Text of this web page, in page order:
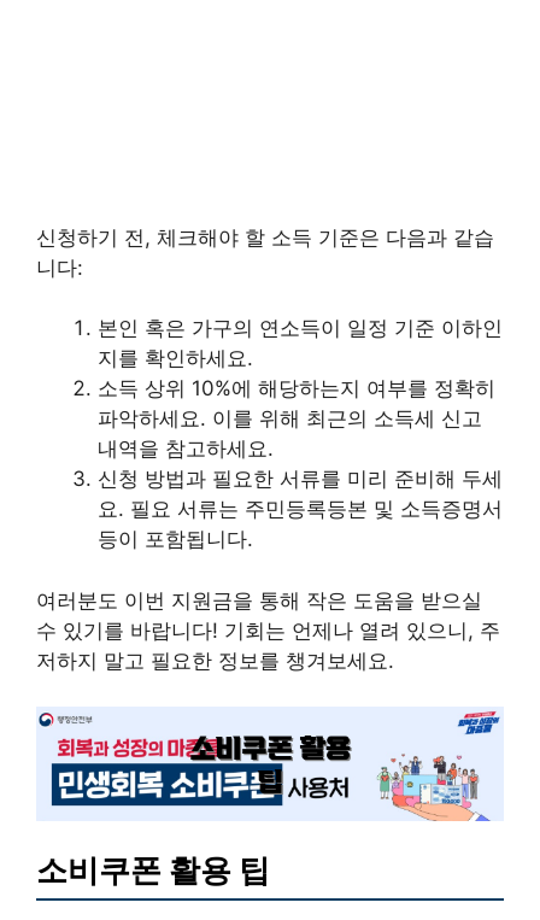
신청하기 전, 체크해야 할 소득 기준은 다음과 같습
니다:
본인 혹은 가구의 연소득이 일정 기준 이하인
지를 확인하세요.
소득 상위 10%에 해당하는지 여부를 정확히
파악하세요. 이를 위해 최근의 소득세 신고
내역을 참고하세요.
신청 방법과 필요한 서류를 미리 준비해 두세
요. 필요 서류는 주민등록등본 및 소득증명서
등이 포함됩니다.
여러분도 이번 지원금을 통해 작은 도움을 받으실
수 있기를 바랍니다! 기회는 언제나 열려 있으니, 주
저하지 말고 필요한 정보를 챙겨보세요.
소비쿠폰 활용 팁